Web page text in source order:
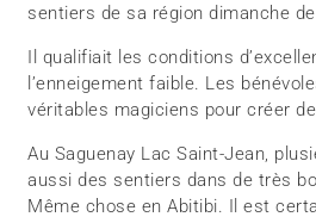
sentiers de sa région dimanche
Il qualifiait les conditions
l’enneigement faible. Les
véritables magiciens pour créer
Au Saguenay Lac Saint-Jean,
aussi des sentiers dans de très
Même chose en Abitibi. Il est